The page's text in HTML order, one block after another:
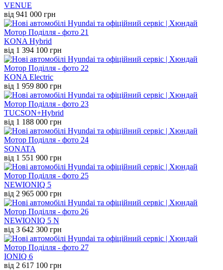
VENUE
від 941 000 грн
KONA Hybrid
від 1 394 100 грн
KONA Electric
від 1 959 800 грн
TUCSON+Hybrid
від 1 188 000 грн
SONATA
від 1 551 900 грн
NEWIONIQ 5
від 2 965 000 грн
NEWIONIQ 5 N
від 3 642 300 грн
IONIQ 6
від 2 617 100 грн